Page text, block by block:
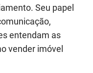
Seu papel
entendam as
vender imóvel